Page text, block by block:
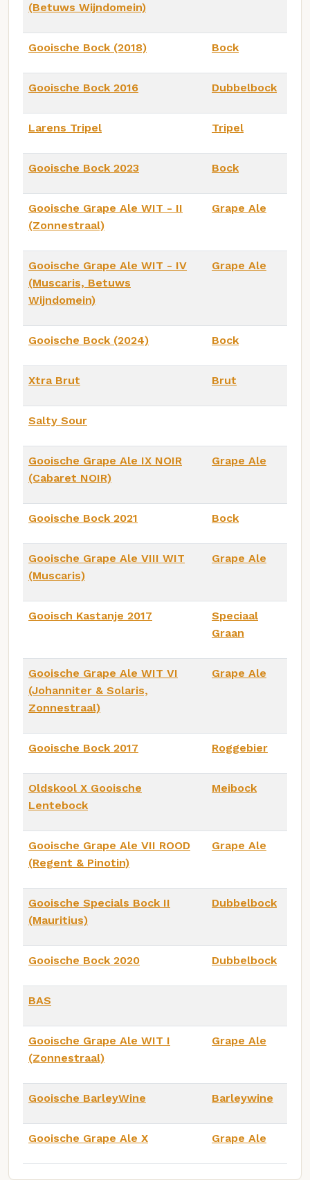
(Betuws Wijndomein)
Gooische Bock (2018) Bock
Gooische Bock 2016 Dubbelbock
Larens Tripel Tripel
Gooische Bock 2023 Bock
Gooische Grape Ale WIT - II
(Zonnestraal)
Grape Ale
Gooische Grape Ale WIT - IV
(Muscaris, Betuws
Wijndomein)
Grape Ale
Gooische Bock (2024) Bock
Xtra Brut Brut
Salty Sour
Gooische Grape Ale IX NOIR
(Cabaret NOIR)
Grape Ale
Gooische Bock 2021 Bock
Gooische Grape Ale VIII WIT
(Muscaris)
Grape Ale
Gooisch Kastanje 2017
Speciaal
Graan
Gooische Grape Ale WIT VI
(Johanniter & Solaris,
Zonnestraal)
Grape Ale
Gooische Bock 2017 Roggebier
Oldskool X Gooische
Lentebock
Meibock
Gooische Grape Ale VII ROOD
(Regent & Pinotin)
Grape Ale
Gooische Specials Bock II
(Mauritius)
Dubbelbock
Gooische Bock 2020 Dubbelbock
BAS
Gooische Grape Ale WIT I
(Zonnestraal)
Grape Ale
Gooische BarleyWine Barleywine
Gooische Grape Ale X Grape Ale